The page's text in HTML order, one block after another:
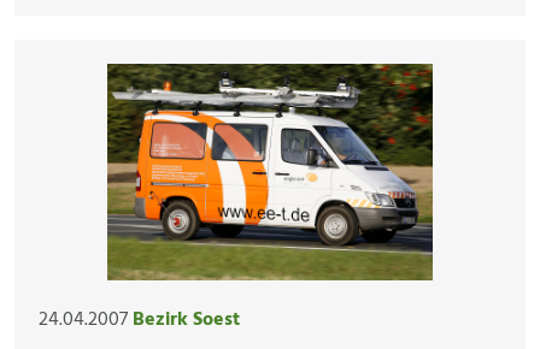
24.04.2007Bezirk Soest